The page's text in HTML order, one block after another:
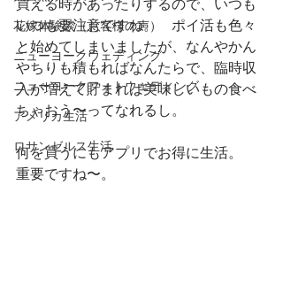
花嫁体験談（お客様の声）
ニューヨークウェディング
ニューヨークフォトウェディング
アメリカ生活
ロサンゼルス生活
いつも要注意ですね。　ポイ活も色々
と始めてしまいましたが、なんやかん
やちりも積もればなんたらで、臨時収
入が増えて貯まれば美味しいもの食べ
ちゃおう〜ってなれるし。
何を買うにもアプリでお得に生活。
重要ですね〜。